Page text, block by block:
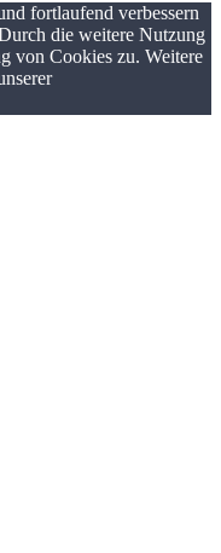
fortlaufend verbessern
die weitere Nutzung
von Cookies zu. Weitere